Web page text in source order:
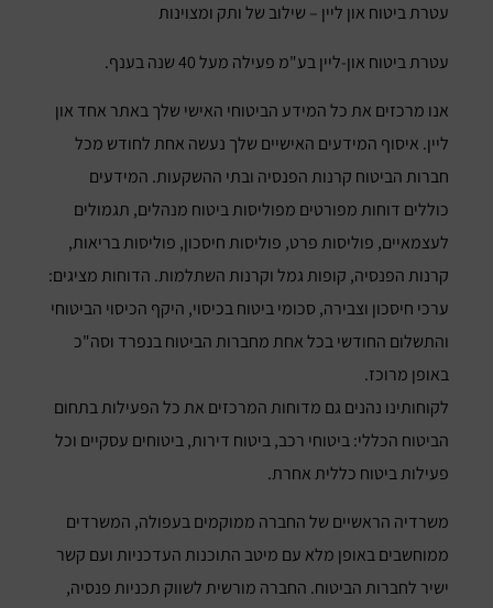
עטרת ביטוח און ליין – שילוב של ותק ומצוינות
עטרת ביטוח און-ליין בע"מ פעילה מעל 40 שנה בענף.
אנו מרכזים את כל המידע הביטוחי האישי שלך באתר אחד און
ליין. איסוף המידעים האישיים שלך נעשה אחת לחודש מכל
חברות הביטוח קרנות הפנסיה ובתי ההשקעות. המידעים
כוללים דוחות מפורטים מפוליסות ביטוח מנהלים, תגמולים
לעצמאיים, פוליסות פרט, פוליסות חיסכון, פוליסות בריאות,
קרנות הפנסיה, קופות גמל וקרנות השתלמות. הדוחות מציגים:
ערכי חיסכון וצבירה, סכומי ביטוח בכיסוי, היקף הכיסוי הביטוחי
והתשלום החודשי בכל אחת מחברות הביטוח בנפרד וסה"כ
באופן מרוכז.
לקוחותינו נהנים גם מדוחות המרכזים את כל הפעילות בתחום
הביטוח הכללי: ביטוחי רכב, ביטוח דירות, ביטוחים עסקיים וכל
פעילות ביטוח כללית אחרת.
משרדיה הראשיים של החברה ממוקמים בעפולה, המשרדים
ממוחשבים באופן מלא עם מיטב התוכנות העדכניות ועם קשר
ישיר לחברות הביטוח. החברה מורשית לשווק תכניות פנסיה,